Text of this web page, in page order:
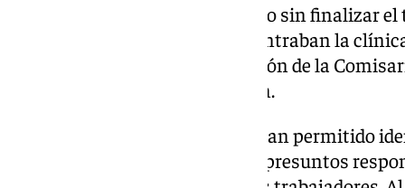
Muchos clientes se han quedado sin finalizar
denuncias de clientes que encontraban la
policial. El Grupo de Investigación de la
se hizo cargo de la investigación.
Las indagaciones practicadas han permitido
de la clínica y a su pareja como presuntos